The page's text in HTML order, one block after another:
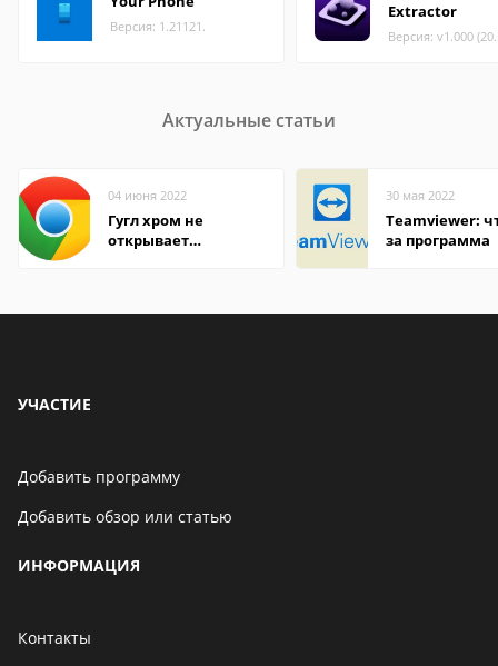
Версия: 1.21121.
Extractor
Версия: v1.000
Актуальные статьи
04 июня 2022
Гугл хром не
открывает
30 мая 2022
Teamviewer:
за программа
УЧАСТИЕ
Добавить программу
Добавить обзор или статью
ИНФОРМАЦИЯ
Контакты